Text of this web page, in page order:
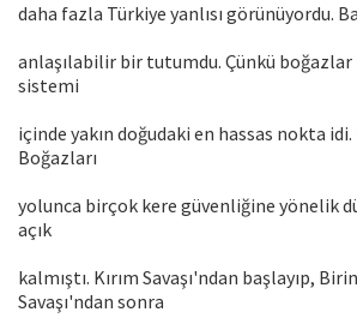
daha fazla Türkiye yanlısı görünüyordu.
anlaşılabilir bir tutumdu. Çünkü boğazlar
sistemi
içinde yakın doğudaki en hassas nokta
Boğazları
yolunca birçok kere güvenliğine yönelik
açık
kalmıştı. Kırım Savaşı'ndan başlayıp,
Savaşı'ndan sonra